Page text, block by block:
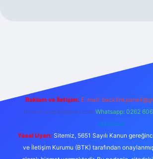
Reklam ve İletişim: E-mail:
forumhizmeti@gmail.com Whatsapp: 0262
@karabul
Yasal Uyarı: Sitemiz, 5651 Sayılı Kanun
ve İletişim Kurumu (BTK) tarafından